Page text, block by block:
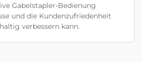
Gabelstapler-Bedienung
und die Kundenzufriedenheit
verbessern kann.